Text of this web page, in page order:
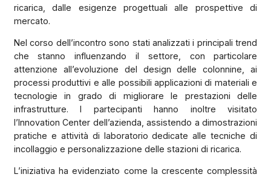
ricarica, dalle esigenze progettuali alle prospettive di
mercato.
Nel corso dell’incontro sono stati analizzati i principali trend
che stanno influenzando il settore, con particolare
attenzione all’evoluzione del design delle colonnine, ai
processi produttivi e alle possibili applicazioni di materiali e
tecnologie in grado di migliorare le prestazioni delle
infrastrutture. I partecipanti hanno inoltre visitato
l’Innovation Center dell’azienda, assistendo a dimostrazioni
pratiche e attività di laboratorio dedicate alle tecniche di
incollaggio e personalizzazione delle stazioni di ricarica.
L’iniziativa ha evidenziato come la crescente complessità